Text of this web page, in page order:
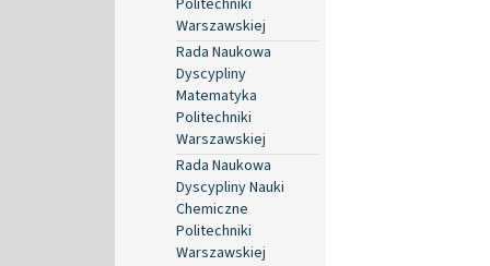
Warszawskiej
Rada Naukowa
Dyscypliny
Matematyka
Politechniki
Warszawskiej
Rada Naukowa
Dyscypliny Nauki
Chemiczne
Politechniki
Warszawskiej